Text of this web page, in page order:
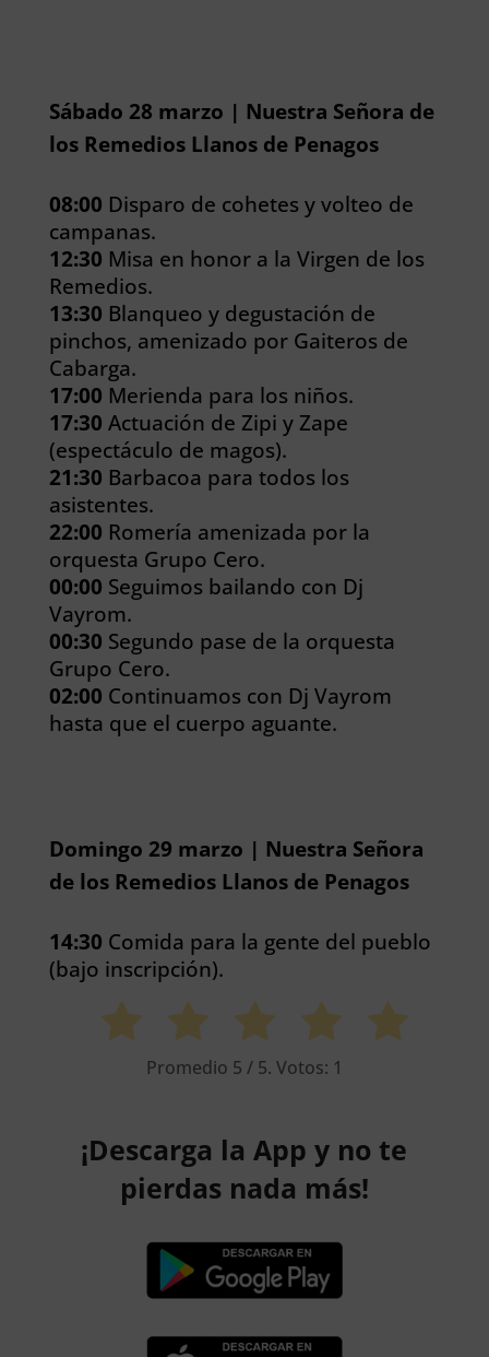
Sábado 28 marzo | Nuestra Señora de
los Remedios Llanos de Penagos
08:00 Disparo de cohetes y volteo de
campanas.
12:30 Misa en honor a la Virgen de los
Remedios.
13:30 Blanqueo y degustación de
pinchos, amenizado por Gaiteros de
Cabarga.
17:00 Merienda para los niños.
17:30 Actuación de Zipi y Zape
(espectáculo de magos).
21:30 Barbacoa para todos los
asistentes.
22:00 Romería amenizada por la
orquesta Grupo Cero.
00:00 Seguimos bailando con Dj
Vayrom.
00:30 Segundo pase de la orquesta
Grupo Cero.
02:00 Continuamos con Dj Vayrom
hasta que el cuerpo aguante.
Domingo 29 marzo | Nuestra Señora
de los Remedios Llanos de Penagos
14:30 Comida para la gente del pueblo
(bajo inscripción).
Promedio 5 / 5. Votos: 1
¡Descarga la App y no te
pierdas nada más!